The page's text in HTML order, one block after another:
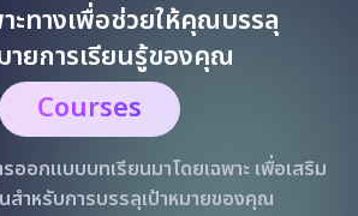
ะทางเพื่อช่วยให้คุณบรรลุ
ายการเรียนรู้ของคุณ
Courses
ออกแบบบทเรียนมาโดยเฉพาะ เพื่อเสริม
สำหรับการบรรลุเป้าหมายของคุณ